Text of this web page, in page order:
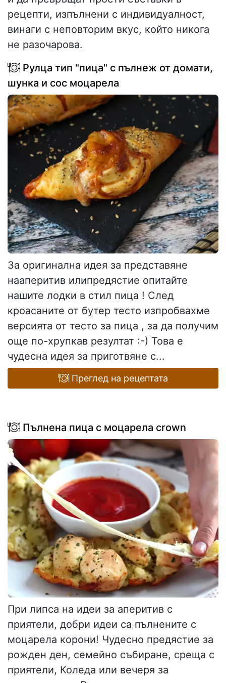
рецепти, изпълнени с индивидуалност,
винаги с неповторим вкус, който никога
не разочарова.
Рулца тип "пица" с пълнеж от домати,
шунка и сос моцарела
За оригинална идея за представяне
нааперитив илипредястие опитайте
нашите лодки в стил пица ! След
кроасаните от бутер тесто изпробвахме
версията от тесто за пица , за да получим
още по-хрупкав резултат :-) Това е
чудесна идея за приготвяне с...
Преглед на рецептата
Пълнена пица с моцарела crown
При липса на идеи за аперитив с
приятели, добри идеи са пълнените с
моцарела корони! Чудесно предястие за
рожден ден, семейно събиране, среща с
приятели, Коледа или вечеря за